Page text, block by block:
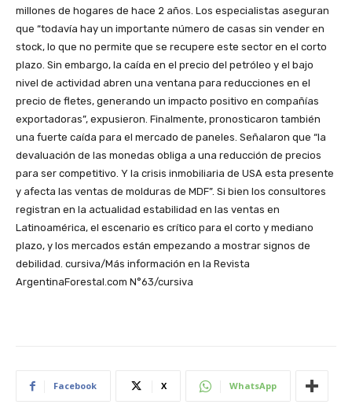
millones de hogares de hace 2 años. Los especialistas aseguran
que “todavía hay un importante número de casas sin vender en
stock, lo que no permite que se recupere este sector en el corto
plazo. Sin embargo, la caída en el precio del petróleo y el bajo
nivel de actividad abren una ventana para reducciones en el
precio de fletes, generando un impacto positivo en compañías
exportadoras”, expusieron. Finalmente, pronosticaron también
una fuerte caída para el mercado de paneles. Señalaron que “la
devaluación de las monedas obliga a una reducción de precios
para ser competitivo. Y la crisis inmobiliaria de USA esta presente
y afecta las ventas de molduras de MDF”. Si bien los consultores
registran en la actualidad estabilidad en las ventas en
Latinoamérica, el escenario es crítico para el corto y mediano
plazo, y los mercados están empezando a mostrar signos de
debilidad. cursiva/Más información en la Revista
ArgentinaForestal.com N°63/cursiva
Facebook X WhatsApp